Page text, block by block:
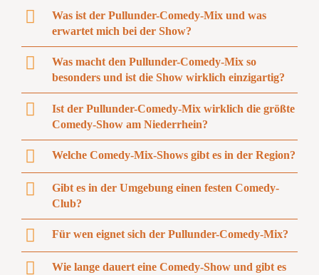
Was ist der Pullunder-Comedy-Mix und was
erwartet mich bei der Show?
Was macht den Pullunder-Comedy-Mix so
besonders und ist die Show wirklich einzigartig?
Ist der Pullunder-Comedy-Mix wirklich die größte
Comedy-Show am Niederrhein?
Welche Comedy-Mix-Shows gibt es in der Region?
Gibt es in der Umgebung einen festen Comedy-
Club?
Für wen eignet sich der Pullunder-Comedy-Mix?
Wie lange dauert eine Comedy-Show und gibt es